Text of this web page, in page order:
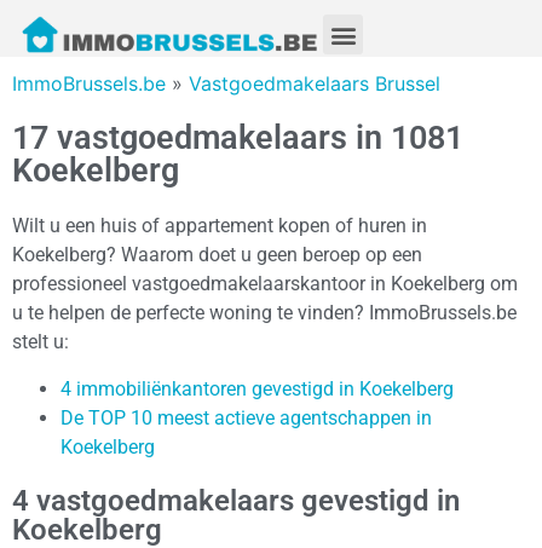
ImmoBrussels.be » Vastgoedmakelaars Brussel
17 vastgoedmakelaars in 1081
Koekelberg
Wilt u een huis of appartement kopen of huren in
Koekelberg? Waarom doet u geen beroep op een
professioneel vastgoedmakelaarskantoor in Koekelberg om
u te helpen de perfecte woning te vinden? ImmoBrussels.be
stelt u:
4 immobiliënkantoren gevestigd in Koekelberg
De TOP 10 meest actieve agentschappen in
Koekelberg
4 vastgoedmakelaars gevestigd in
Koekelberg